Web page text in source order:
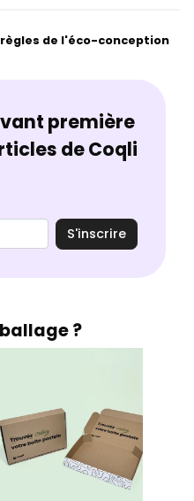
de l'éco-conception
première
de Coqli
S'inscrire
?